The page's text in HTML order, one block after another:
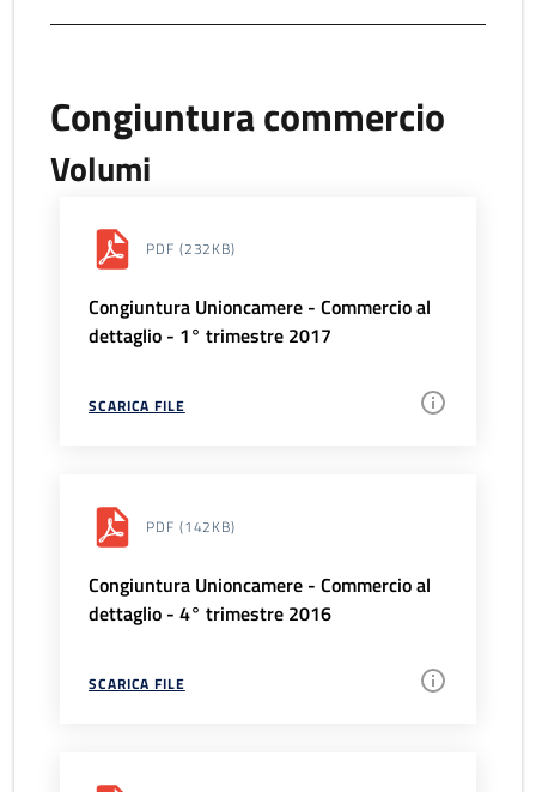
Congiuntura commercio
Volumi
PDF (232KB)
Congiuntura Unioncamere - Commercio al
dettaglio - 1° trimestre 2017
SCARICA FILE
PDF (142KB)
Congiuntura Unioncamere - Commercio al
dettaglio - 4° trimestre 2016
SCARICA FILE